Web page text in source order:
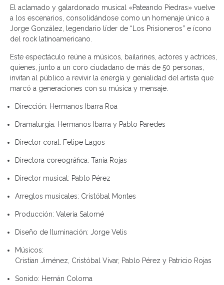
El aclamado y galardonado musical «Pateando Piedras» vuelve
a los escenarios, consolidándose como un homenaje único a
Jorge González, legendario líder de “Los Prisioneros” e ícono
del rock latinoamericano.
Este espectáculo reúne a músicos, bailarines, actores y actrices,
quienes, junto a un coro ciudadano de más de 50 personas,
invitan al público a revivir la energía y genialidad del artista que
marcó a generaciones con su música y mensaje.
Dirección: Hermanos Ibarra Roa
Dramaturgia: Hermanos Ibarra y Pablo Paredes
Director coral: Felipe Lagos
Directora coreográfica: Tania Rojas
Director musical: Pablo Pérez
Arreglos musicales: Cristóbal Montes
Producción: Valeria Salomé
Diseño de Iluminación: Jorge Velis
Músicos:
Cristian Jiménez, Cristóbal Vivar, Pablo Pérez y Patricio Rojas
Sonido: Hernán Coloma